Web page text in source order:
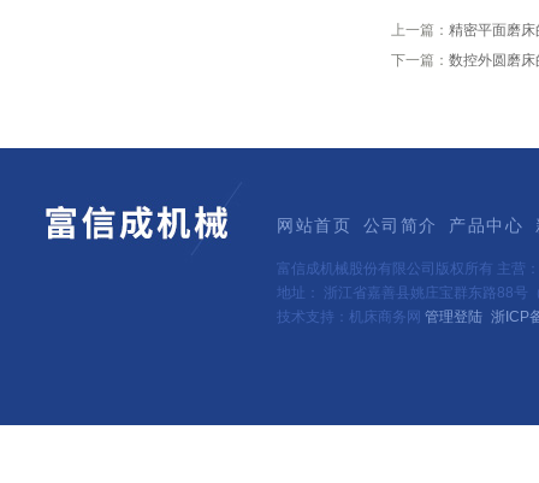
上一篇： 精密平面磨
下一篇： 数控外圆磨
网站首页 公司简介 产品中心
富信成机械股份有限公司版权所有 主营：
地址： 浙江省嘉善县姚庄宝群东路88号
技术支持：机床商务网 管理登陆 浙ICP